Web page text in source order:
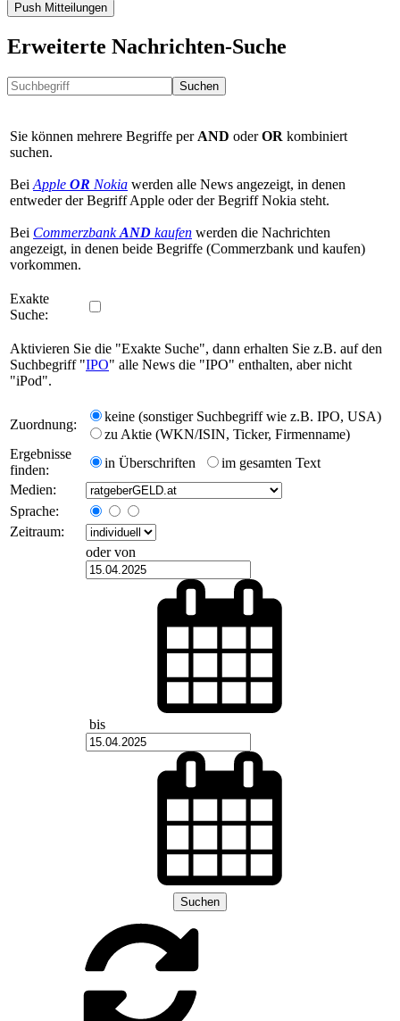
Push Mitteilungen
Erweiterte Nachrichten-Suche
Suchen
Sie können mehrere Begriffe per AND oderOR kombiniert
suchen.
Bei Apple OR Nokia werden alle News angezeigt, in denen
entweder der Begriff Apple oder der Begriff Nokia steht.
Bei CommerzbankAND kaufen werden die Nachrichten
angezeigt, in denen beide Begriffe (Commerzbank und kaufen)
vorkommen.
Exakte
Suche:
Aktivieren Sie die "Exakte Suche", dann erhalten Sie z.B. auf den
Suchbegriff "IPO" alle News die "IPO" enthalten, aber nicht
"iPod".
Zuordnung:
keine (sonstiger Suchbegriff wie z.B. IPO, USA)
zu Aktie (WKN/ISIN, Ticker, Firmenname)
Ergebnisse
finden:
in Überschriften
im gesamten Text
Medien:
Sprache:
Zeitraum:
oder von
bis
Suchen